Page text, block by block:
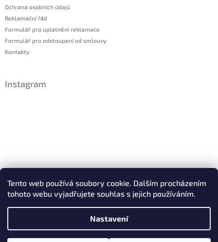
Tento web používá soubory cookie. Dalším procházením
tohoto webu vyjadřujete souhlas s jejich používáním.
Nastavení
Ochrana osobních údajů
Reklamační řád
Formulář pro uplatnění reklamace
Formulář pro odstoupení od smlouvy
Kontakty
Instagram
Sledovat na Instagramu
Facebook